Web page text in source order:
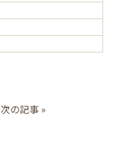
次の記事 »